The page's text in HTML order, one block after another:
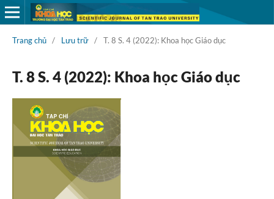
Trang chủ / Lưu trữ / T. 8 S. 4 (2022): Khoa học Giáo dục
T. 8 S. 4 (2022): Khoa học Giáo dục